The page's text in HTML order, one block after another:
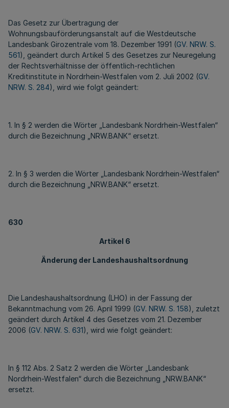
Das Gesetz zur Übertragung der
Wohnungsbauförderungsanstalt auf die Westdeutsche
Landesbank Girozentrale vom 18. Dezember 1991 (GV. NRW. S.
561), geändert durch Artikel 5 des Gesetzes zur Neuregelung
der Rechtsverhältnisse der öffentlich-rechtlichen
Kreditinstitute in Nordrhein-Westfalen vom 2. Juli 2002 (GV.
NRW. S. 284), wird wie folgt geändert:
1. In § 2 werden die Wörter „Landesbank Nordrhein-Westfalen“
durch die Bezeichnung „NRW.BANK“ ersetzt.
2. In § 3 werden die Wörter „Landesbank Nordrhein-Westfalen“
durch die Bezeichnung „NRW.BANK“ ersetzt.
630
Artikel 6
Änderung der Landeshaushaltsordnung
Die Landeshaushaltsordnung (LHO) in der Fassung der
Bekanntmachung vom 26. April 1999 (GV. NRW. S. 158), zuletzt
geändert durch Artikel 4 des Gesetzes vom 21. Dezember
2006 (GV. NRW. S. 631), wird wie folgt geändert:
In § 112 Abs. 2 Satz 2 werden die Wörter „Landesbank
Nordrhein-Westfalen“ durch die Bezeichnung „NRW.BANK“
ersetzt.